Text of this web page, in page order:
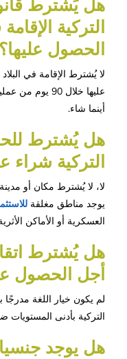
الحصول عليها؟
لا يُشترط الإقامة في
عليها خلال 90
أينما شاء.
التركية
لا، لا يُشترط مكان أو
يوجد مناطق مغلقة
العسكرية أو الأماكن
أجل الحصول
لم يكون خيار اللغة مدرجًا
التركية بأدنى